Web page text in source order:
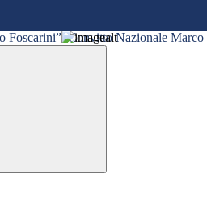
Convitto Nazionale Marco